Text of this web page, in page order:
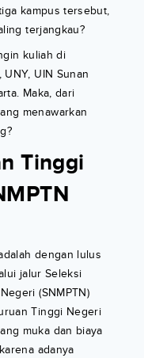
kampus tersebut,
terjangkau?
kuliah di
UIN Sunan
Maka, dari
menawarkan
Tinggi
dengan lulus
jalur Seleksi
(SNMPTN)
Tinggi Negeri
muka dan biaya
adanya